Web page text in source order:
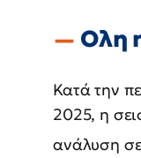
Ολη
Κατά την
2025, η
ανάλυση